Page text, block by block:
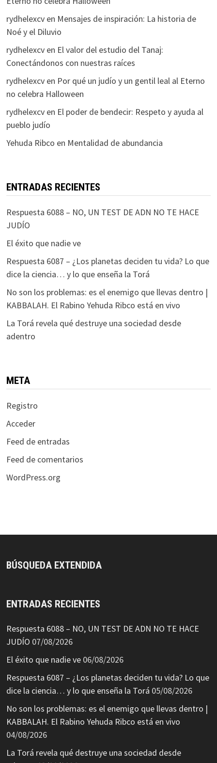
rydhelexcven Mensajes de inspiración: La historia de
Noé y el Diluvio
rydhelexcven El valor del estudio del Tanaj:
Conectándonos con nuestras raíces
rydhelexcven Por qué un judío y un gentil leal al Eterno
no celebra Halloween
rydhelexcven El poder de bendecir: Respeto y ayuda al
pueblo judío
Yehuda Ribco en Mentalidad de abundancia
ENTRADAS RECIENTES
Respuesta 6088 – NO, UN TEST DE ADN NO TE HACE
JUDÍO
El éxito que nadie ve
Respuesta 6087 – ¿Los planetas deciden tu vida? Lo que
dice la ciencia… y lo que enseña la Torá
No son los problemas: es el enemigo que llevas dentro |
KABBALAH. El Rabino Yehuda Ribco está en vivo
La Torá revela qué destruye una sociedad desde
adentro
META
Registro
Acceder
Feed de entradas
Feed de comentarios
WordPress.org
BÚSQUEDA EXTENDIDA
ENTRADAS RECIENTES
Respuesta 6088 – NO, UN TEST DE ADN NO TE HACE
JUDÍO 07/08/2026
El éxito que nadie ve 06/08/2026
Respuesta 6087 – ¿Los planetas deciden tu vida? Lo que
dice la ciencia… y lo que enseña la Torá 05/08/2026
No son los problemas: es el enemigo que llevas dentro |
KABBALAH. El Rabino Yehuda Ribco está en vivo
04/08/2026
La Torá revela qué destruye una sociedad desde